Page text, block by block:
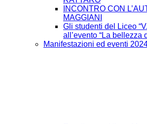
INCONTRO CON
MAGGIANI
Gli studenti del Liceo
all’evento “La bellezza
Manifestazioni ed eventi